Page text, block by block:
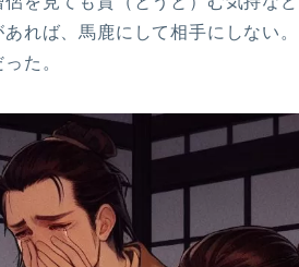
れば、馬鹿にして相手にしない。
た。